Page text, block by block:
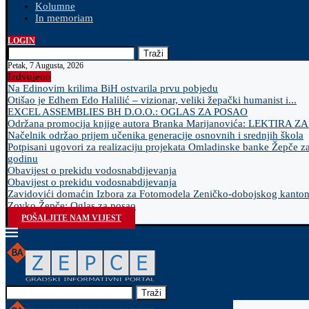
Kolumne
In memoriam
LOGIN
Traži
Petak, 7 Augusta, 2026
Izdvojeno
Na Edinovim krilima BiH ostvarila prvu pobjedu
Otišao je Edhem Edo Halilić – vizionar, veliki žepački humanist i...
EXCEL ASSEMBLIES BH D.O.O.: OGLAS ZA POSAO
Održana promocija knjige autora Branka Marijanovića: LEKTIRA
Načelnik održao prijem učenika generacije osnovnih i srednjih škola
Potpisani ugovori za realizaciju projekata Omladinske banke Žepče
godinu
Obavijest o prekidu vodosnabdijevanja
Obavijest o prekidu vodosnabdijevanja
Zavidovići domaćin Izbora za Fotomodela Zeničko-dobojskog
Zovko Žepče: Oglas za posao
POŠALJITE NAM VIJEST
Traži